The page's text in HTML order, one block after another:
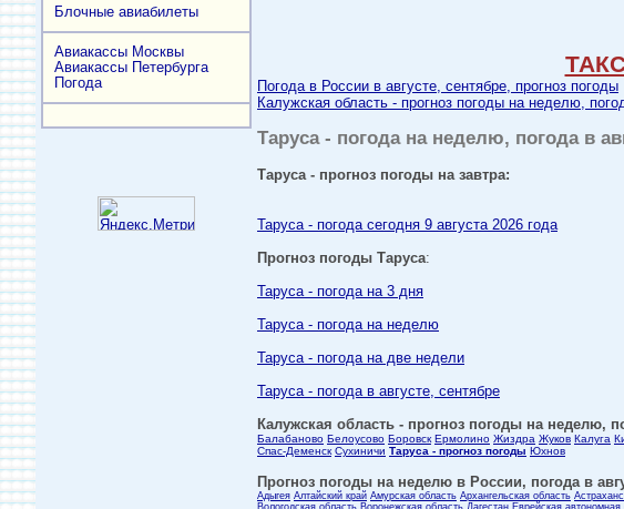
Блочные авиабилеты
Авиакассы Москвы
Авиакассы Петербурга
Погода
Погода в России в августе, сентябре, прогноз погоды
Калужская область - прогноз погоды на неделю,
Таруса - погода на неделю, погода в
Таруса - прогноз погоды на завтра:
Таруса - погода сегодня 9 августа 2026 года
Прогноз погоды Таруса:
Таруса - погода на 3 дня
Таруса - погода на неделю
Таруса - погода на две недели
Таруса - погода в августе, сентябре
Калужская область - прогноз погоды на неделю,
Балабаново Белоусово Боровск Ермолино Жиздра Жуков Калуга
Спас-Деменск Сухиничи Таруса - прогноз погоды Юхнов
Прогноз погоды на неделю в России, погода в
Адыгея Алтайский край Амурская область Архангельская область
Вологодская область Воронежская область Дагестан Еврейская автономная